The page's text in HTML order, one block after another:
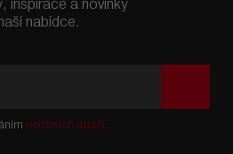
inspirace a novinky
nabídce.
osobních údajů.